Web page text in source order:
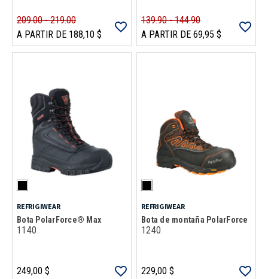
209.00 - 219.00
A PARTIR DE 188,10 $
139.90 - 144.90
A PARTIR DE 69,95 $
REFRIGIWEAR
Bota PolarForce® Max
1140
249,00 $
REFRIGIWEAR
Bota de montaña PolarForce
1240
229,00 $